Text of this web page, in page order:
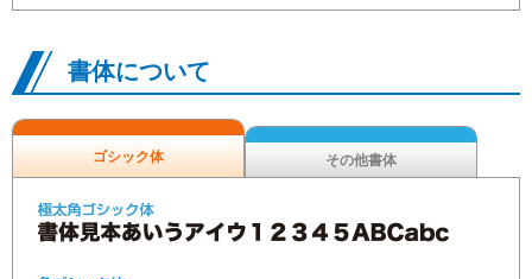
書体について
ゴシック体 その他書体